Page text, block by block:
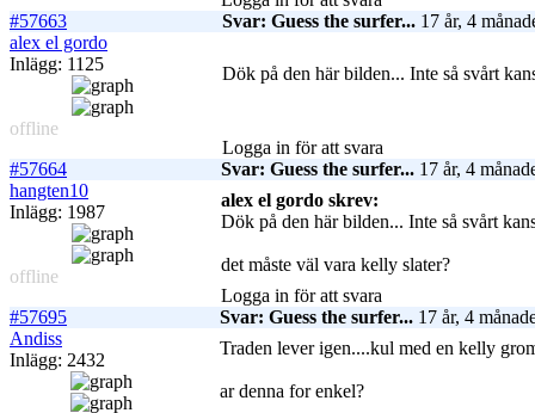
#57663
Svar: Guess the surfer... 17 år, 4
alex el gordo
Inlägg: 1125
offline
Dök på den här bilden... Inte så svårt
Logga in för att svara
#57664
Svar: Guess the surfer... 17 år, 4
hangten10
Inlägg: 1987
offline
alex el gordo skrev:
Dök på den här bilden... Inte så svårt
det måste väl vara kelly slater?
Logga in för att svara
#57695
Svar: Guess the surfer... 17 år, 4
Andiss
Inlägg: 2432
Traden lever igen....kul med en kelly
ar denna for enkel?